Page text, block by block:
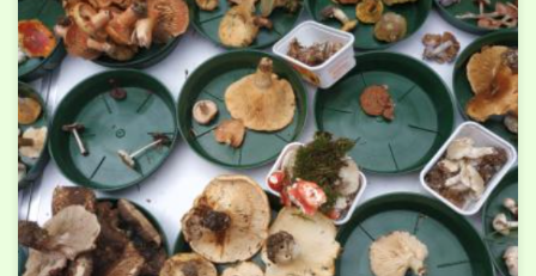
Pour notre 5ème sortie mycologique de l’année 2021, nous étions
une petite vingtaine (18 exactement) à prospecter les bois de La
Féclaz-revard. Malgré l’absence de pluie des jours précédents nous
avons néanmoins fait quelques ramasses intéressantes.